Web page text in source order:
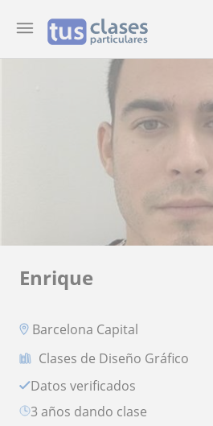
Enrique
Barcelona Capital
Clases de Diseño Gráfico
Datos verificados
3 años dando clase